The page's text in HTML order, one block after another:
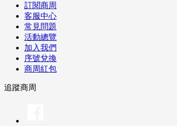
訂閱商周
客服中心
常見問題
活動總覽
加入我們
序號兌換
商周紅包
追蹤商周